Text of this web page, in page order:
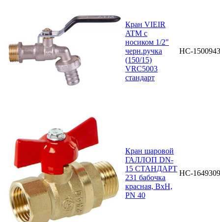
Кран VIEIR
ATM с
носиком 1/2"
черн.ручка
(150/15)
VRC5003
стандарт
НС-1500943
Кран шаровой
ГАЛЛОП DN-
15 СТАНДАРТ
231 бабочка
красная, ВхН,
PN 40
НС-1649309